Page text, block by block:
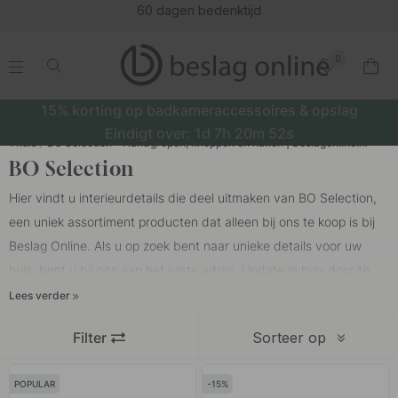
60 dagen bedenktijd
.
0
.
15% korting op badkameraccessoires & opslag
Eindigt over: 1d 7h 20m 51s
Thuis BO Selection - Handgrepen, knoppen en haken | Beslagonline.nl
BO Selection
Hier vindt u interieurdetails die deel uitmaken van BO Selection,
een uniek assortiment producten dat alleen bij ons te koop is bij
Beslag Online. Als u op zoek bent naar unieke details voor uw
matchen met je bestaande stijl en interieur met nieuwe
gehouden met verschillende stijlen, zo vind je een prachtige mix
Lees verder
Sorteer op
Filter
POPULAR 15